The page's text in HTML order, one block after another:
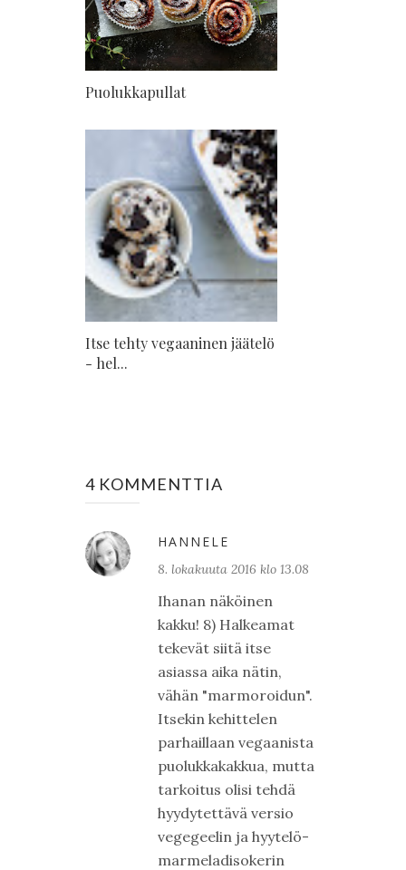
Puolukkapullat
Itse tehty vegaaninen jäätelö
- hel...
4 KOMMENTTIA
HANNELE
8. lokakuuta 2016 klo 13.08
Ihanan näköinen
kakku! 8) Halkeamat
tekevät siitä itse
asiassa aika nätin,
vähän "marmoroidun".
Itsekin kehittelen
parhaillaan vegaanista
puolukkakakkua, mutta
tarkoitus olisi tehdä
hyydytettävä versio
vegegeelin ja hyytelö-
marmeladisokerin